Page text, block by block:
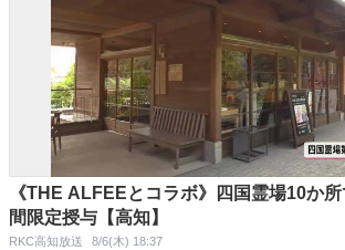
《THE ALFEEとコラボ》四国霊場10か
間限定授与【高知】
RKC高知放送 8/6(木) 18:37